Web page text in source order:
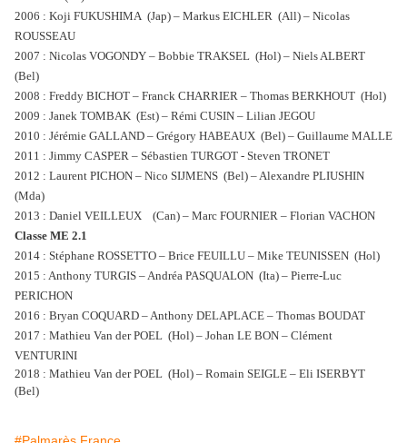
2006 : Koji FUKUSHIMA (Jap) – Markus EICHLER (All) – Nicolas
ROUSSEAU
2007 : Nicolas VOGONDY – Bobbie TRAKSEL (Hol) – Niels ALBERT
(Bel)
2008 : Freddy BICHOT – Franck CHARRIER – Thomas BERKHOUT (Hol)
2009 : Janek TOMBAK (Est) – Rémi CUSIN – Lilian JEGOU
2010 : Jérémie GALLAND – Grégory HABEAUX (Bel) – Guillaume MALLE
2011 : Jimmy CASPER – Sébastien TURGOT - Steven TRONET
2012 : Laurent PICHON – Nico SIJMENS (Bel) – Alexandre PLIUSHIN
(Mda)
2013 : Daniel VEILLEUX (Can) – Marc FOURNIER – Florian VACHON
Classe ME 2.1
2014 : Stéphane ROSSETTO – Brice FEUILLU – Mike TEUNISSEN (Hol)
2015 : Anthony TURGIS – Andréa PASQUALON (Ita) – Pierre-Luc
PERICHON
2016 : Bryan COQUARD – Anthony DELAPLACE – Thomas BOUDAT
2017 : Mathieu Van der POEL (Hol) – Johan LE BON – Clément
VENTURINI
2018 : Mathieu Van der POEL (Hol) – Romain SEIGLE – Eli ISERBYT
(Bel)
#Palmarès France